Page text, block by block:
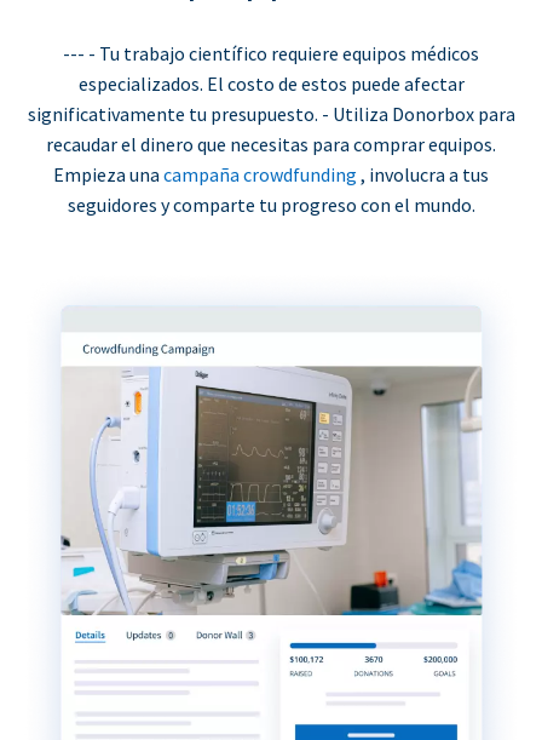
--- - Tu trabajo científico requiere equipos médicos
especializados. El costo de estos puede afectar
significativamente tu presupuesto. - Utiliza Donorbox para
recaudar el dinero que necesitas para comprar equipos.
Empieza una campaña crowdfunding , involucra a tus
seguidores y comparte tu progreso con el mundo.